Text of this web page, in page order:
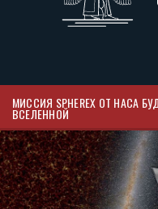
МИССИЯ SPHEREX ОТ НАСА
ВСЕЛЕННОЙ